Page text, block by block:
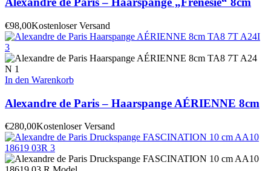
€98,00Kostenloser Versand
In den Warenkorb
Alexandre de Paris – Haarspange AÉRIENNE 8cm
€280,00Kostenloser Versand